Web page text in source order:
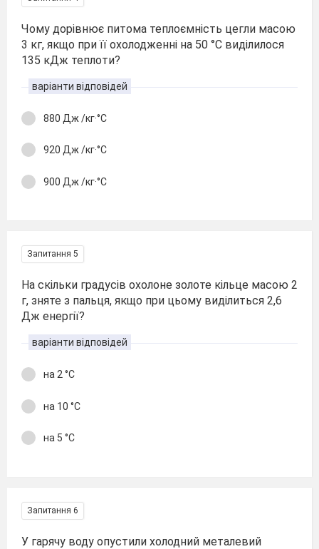
Чому дорівнює питома теплоємність цегли масою
3 кг, якщо при її охолодженні на 50 °С виділилося
135 кДж теплоти?
варіанти відповідей
880 Дж /кг·°С
920 Дж /кг·°С
900 Дж /кг·°С
Запитання 5
На скільки градусів охолоне золоте кільце масою 2
г, зняте з пальця, якщо при цьому виділиться 2,6
Дж енергії?
варіанти відповідей
на 2 °С
на 10 °С
на 5 °С
Запитання 6
У гарячу воду опустили холодний металевий